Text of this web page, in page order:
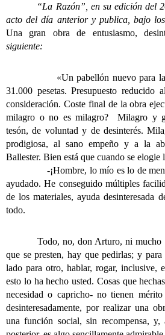
“La Razón”, en su edición del 26
acto del día anterior y publica, bajo
Una gran obra de entusiasmo,
siguiente:
«Un pabellón nuevo para
31.000 pesetas. Presupuesto
consideración. Coste final de la obra
milagro o no es milagro? Milagro y
tesón, de voluntad y de desinterés.
prodigiosa, al sano empeño y a la
Ballester. Bien está que cuando se elogie
-¡Hombre, lo mío es lo de
ayudado. He conseguido múltiples
de los materiales, ayuda desinteresada
todo.
Todo, no, don Arturo, ni mucho
que se presten, hay que pedirlas; y
lado para otro, hablar, rogar, inclusive,
esto lo ha hecho usted. Cosas que
necesidad o capricho- no tienen
desinteresadamente, por realizar una
una función social, sin recompensa, y,